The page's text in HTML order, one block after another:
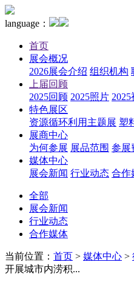
language：
首页
展会概况
2026展会介绍 组织机构
上届回顾
2025回顾 2025照片 2025
特色展区
资源循环利用主题展 塑
展商中心
为何参展 展品范围 参展
媒体中心
展会新闻 行业动态 合作
全部
展会新闻
行业动态
合作媒体
当前位置： 首页 > 媒体中心 >
开展城市内涝积...